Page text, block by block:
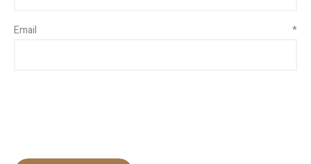
Email *